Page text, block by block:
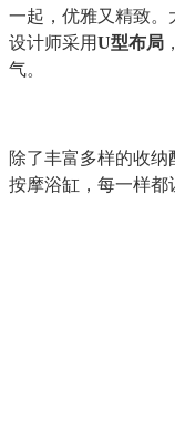
一起，优雅又精致。
设计师采用U型布局
气。
除了丰富多样的收纳
按摩浴缸，每一样都